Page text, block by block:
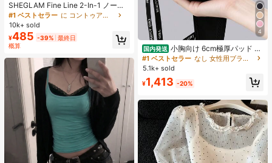
SHEGLAM Fine Line 2-In-1 ノーズ
コンター&ハイライトペン-Buff ノー
ズシャドウ シェーディング 女性と女
の子のためのブランドビューティー
コスメメイクアップ
#1 ベストセラー
に コントゥア＆ブロンザー
10k+ sold
¥485 -39% 最終日
概算
4
国内発送 小胸向け 6cm極厚パッド 盛
りブラ ノンワイヤー 谷間メイク シ
ームレス ボリュームアップ 美胸フィ
ット ブラジャー
#1 ベストセラー
なし 女性用ブラジャーとブラレット
5.1k+ sold
¥1,413 -20%